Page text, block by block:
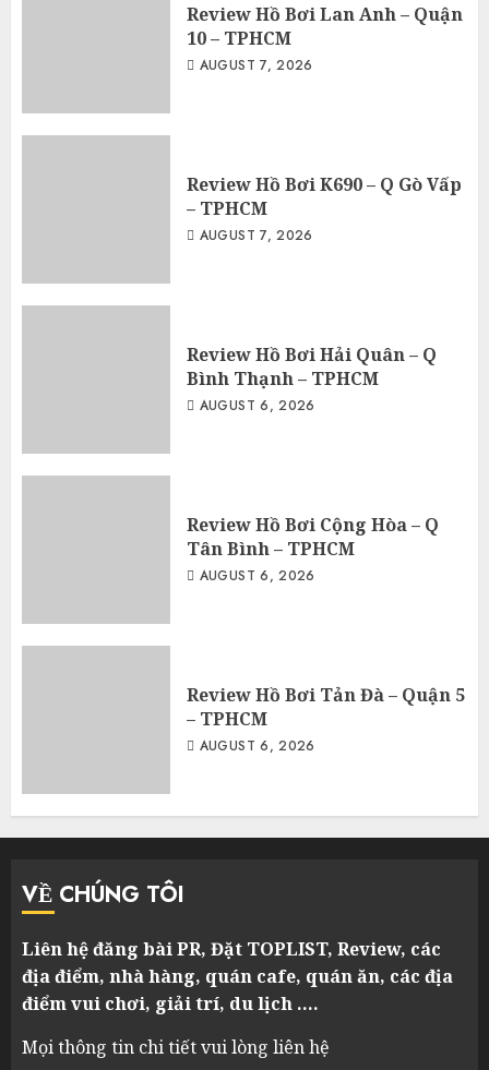
Review Hồ Bơi Lan Anh – Quận
10 – TPHCM
AUGUST 7, 2026
Review Hồ Bơi K690 – Q Gò Vấp
– TPHCM
AUGUST 7, 2026
Review Hồ Bơi Hải Quân – Q
Bình Thạnh – TPHCM
AUGUST 6, 2026
Review Hồ Bơi Cộng Hòa – Q
Tân Bình – TPHCM
AUGUST 6, 2026
Review Hồ Bơi Tản Đà – Quận 5
– TPHCM
AUGUST 6, 2026
VỀ CHÚNG TÔI
Liên hệ đăng bài PR, Đặt TOPLIST, Review, các
địa điểm, nhà hàng, quán cafe, quán ăn, các địa
điểm vui chơi, giải trí, du lịch ….
Mọi thông tin chi tiết vui lòng liên hệ